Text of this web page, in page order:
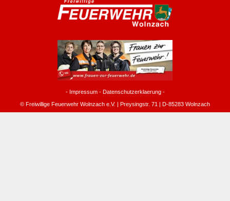
- Impressum- Datenschutzerklaerung-
© Freiwillige Feuerwehr Wolnzach e.V. | Preysingstr. 71 | D-85283 Wolnzach